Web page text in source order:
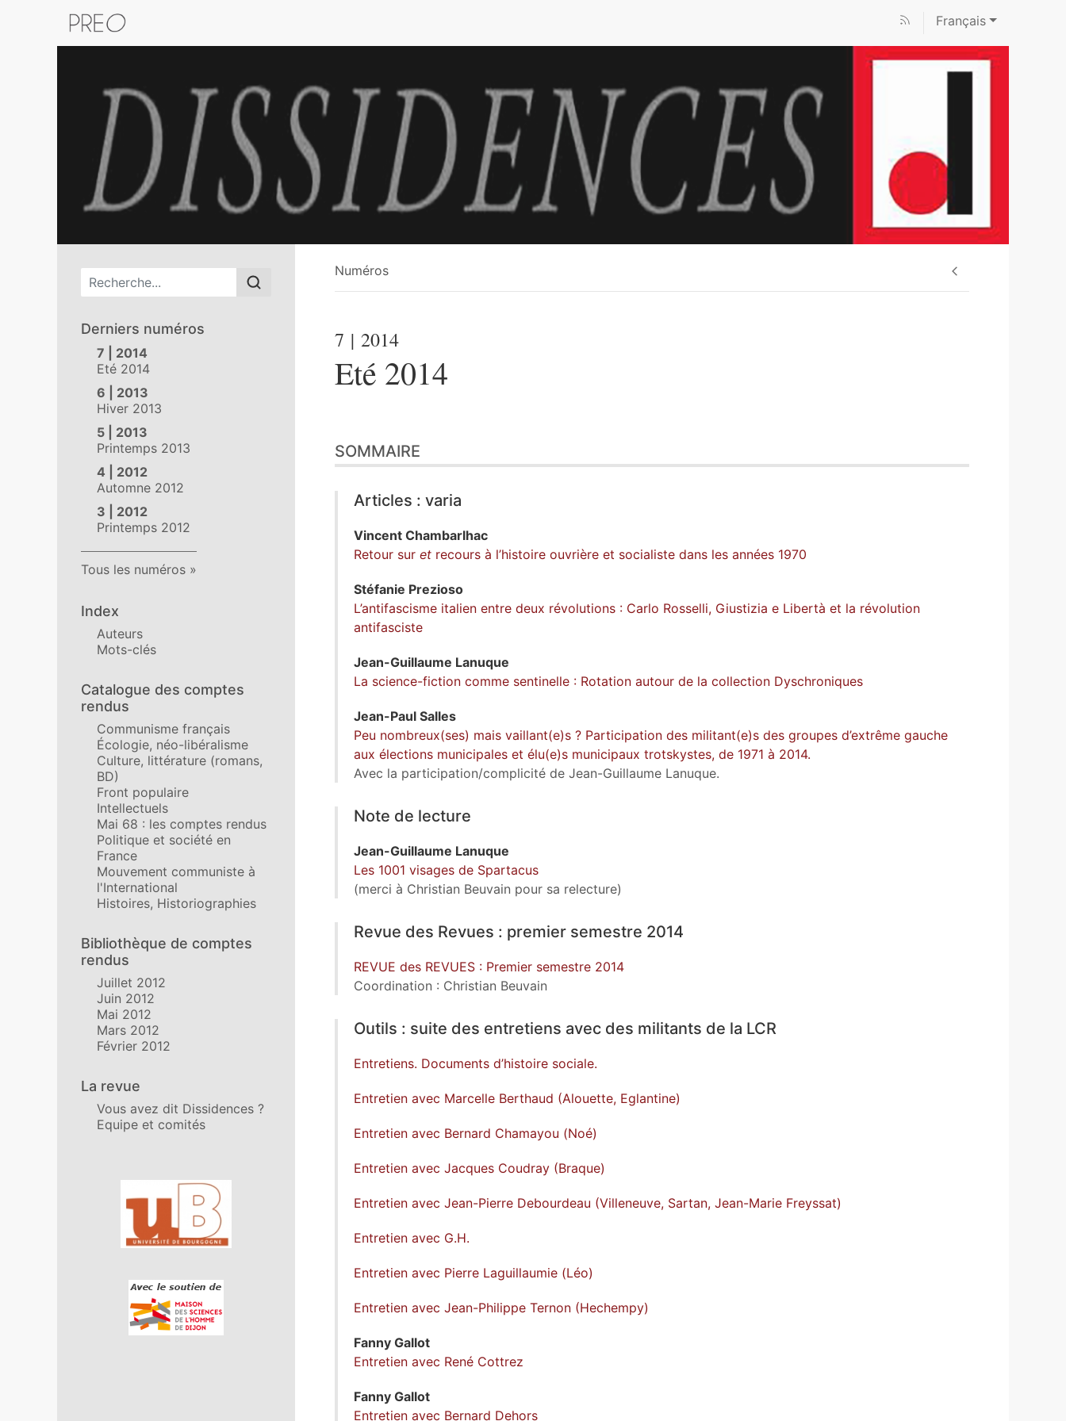
Français
Menu principal
Derniers numéros
7 | 2014
Eté 2014
6 | 2013
Hiver 2013
5 | 2013
Printemps 2013
4 | 2012
Automne 2012
3 | 2012
Printemps 2012
Tous les numéros
Index
Auteurs
Mots-clés
Catalogue des comptes
rendus
Communisme français
Écologie, néo-libéralisme
Culture, littérature (romans,
BD)
Front populaire
Intellectuels
Mai 68 : les comptes rendus
Politique et société en
France
Mouvement communiste à
l'International
Histoires, Historiographies
Bibliothèque de comptes
rendus
Juillet 2012
Juin 2012
Mai 2012
Mars 2012
Février 2012
La revue
Vous avez dit Dissidences ?
Equipe et comités
Affiliations/partenaires
Numéros
7 | 2014
Eté 2014
SOMMAIRE
Articles : varia
Vincent Chambarlhac
Retour sur et recours à l’histoire ouvrière et socialiste dans les années 1970
Stéfanie Prezioso
L’antifascisme italien entre deux révolutions : Carlo Rosselli, Giustizia e Libertà et la révolution
antifasciste
Jean-Guillaume Lanuque
La science-fiction comme sentinelle : Rotation autour de la collection Dyschroniques
Jean-Paul Salles
Peu nombreux(ses) mais vaillant(e)s ? Participation des militant(e)s des groupes d’extrême gauche
aux élections municipales et élu(e)s municipaux trotskystes, de 1971 à 2014.
Avec la participation/complicité de Jean-Guillaume Lanuque.
Note de lecture
Jean-Guillaume Lanuque
Les 1001 visages de Spartacus
(merci à Christian Beuvain pour sa relecture)
Revue des Revues : premier semestre 2014
REVUE des REVUES : Premier semestre 2014
Coordination : Christian Beuvain
Outils : suite des entretiens avec des militants de la LCR
Entretiens. Documents d’histoire sociale.
Entretien avec Marcelle Berthaud (Alouette, Eglantine)
Entretien avec Bernard Chamayou (Noé)
Entretien avec Jacques Coudray (Braque)
Entretien avec Jean-Pierre Debourdeau (Villeneuve, Sartan, Jean-Marie Freyssat)
Entretien avec G.H.
Entretien avec Pierre Laguillaumie (Léo)
Entretien avec Jean-Philippe Ternon (Hechempy)
Fanny Gallot
Entretien avec René Cottrez
Fanny Gallot
Entretien avec Bernard Dehors